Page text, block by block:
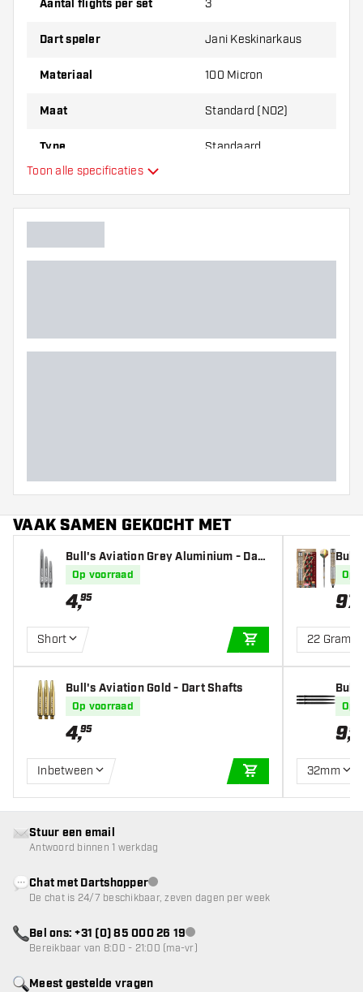
Aantal flights per set 3
Dart speler Jani Keskinarkaus
Materiaal 100 Micron
Maat Standard (NO2)
Type Standaard
Extra kleuren
Toon alle specificaties
VAAK SAMEN GEKOCHT MET
Bull's Aviation Grey Aluminium - Dart
Shafts
Op voorraad
4,95
Short
IN WINKELWAGEN
Bull's Aviation Gold - Dart Shafts
Op voorraad
4,95
Inbetween
IN WINKELWAGEN
nt
Op
97
22 Gram
Op
9,95
32mm
Meest gestelde vragen
Stuur een email
Antwoord binnen 1 werkdag
Chat met Dartshopperklantenservice niet beschikbaar
De chat is 24/7 beschikbaar, zeven dagen per week
Bel ons: +31 (0) 85 000 26 19klantenservice niet beschikbaar
Bereikbaar van 8:00 - 21:00 (ma-vr)